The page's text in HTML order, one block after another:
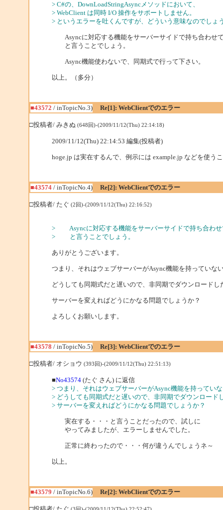
> C#の、DownLoadStringAsyncメソッドにおいて、
> WebClient は同時 I/O 操作をサポートしません。
> というエラーを吐くんですが、どういう意味なのでしょ
Asyncに対応する機能をサーバーサイドで持ち合わせ
と言うことでしょう。
Async機能使わないで、同期式で行って下さい。
以上。（多分）
■43572 / inTopicNo.3) Re[1]: WebClientでのエラー
□投稿者/ みきぬ (648回)-(2009/11/12(Thu) 22:14:18)
2009/11/12(Thu) 22:14:53 編集(投稿者)
hoge.jp は実在するんで、例示には example.jp などを使う
■43574/ inTopicNo.4) Re[2]: WebClientでのエラー
□投稿者/ たぐ (2回)-(2009/11/12(Thu) 22:16:52)
> Asyncに対応する機能をサーバーサイドで持ち合わせ
> と言うことでしょう。
ありがとうございます。
つまり、それはウェブサーバーがAsync機能を持っていな
どうしても同期式だと遅いので、非同期でダウンロードし
サーバーを変えればどうにかなる問題でしょうか？
よろしくお願いします。
■43578 / inTopicNo.5) Re[3]: WebClientでのエラー
□投稿者/ オショウ (393回)-(2009/11/12(Thu) 22:51:13)
■No43574(たぐ さん) に返信
> つまり、それはウェブサーバーがAsync機能を持ってい
> どうしても同期式だと遅いので、非同期でダウンロード
> サーバーを変えればどうにかなる問題でしょうか？
実在する・・・と言うことだったので、試しに
やってみましたが、エラーしませんでした。
正常に終わったので・・・何が違うんでしょうネ～
以上。
■43579 / inTopicNo.6) Re[2]: WebClientでのエラー